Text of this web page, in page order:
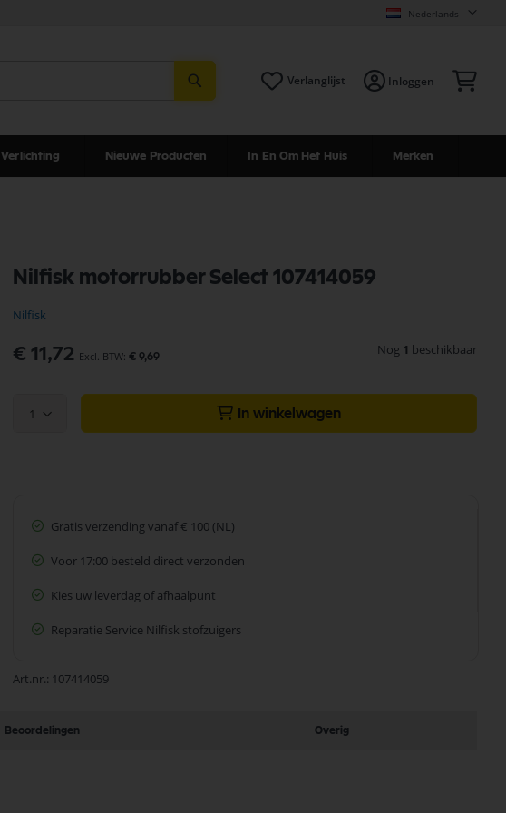
Nederlands
Verlanglijst Inloggen
Verlichting Nieuwe Producten In En Om Het Huis Merken
Nilfisk motorrubber Select 107414059
Nilfisk
€ 11,72 € 9,69 Nog 1 beschikbaar
1 In winkelwagen
Gratis verzending vanaf € 100 (NL)
Voor 17:00 besteld direct verzonden
Kies uw leverdag of afhaalpunt
Reparatie Service Nilfisk stofzuigers
Art.nr. 107414059
Beoordelingen Overig